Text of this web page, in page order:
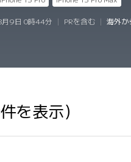
9日 0時44分 PRを含む 海外か
を表示）